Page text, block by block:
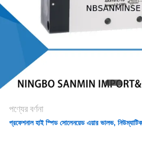
গোপনীয়তা
পণ্যের বর্ণনা
প্রফেশনাল হাই স্পিড সোলেনয়েড এয়ার ভালভ,